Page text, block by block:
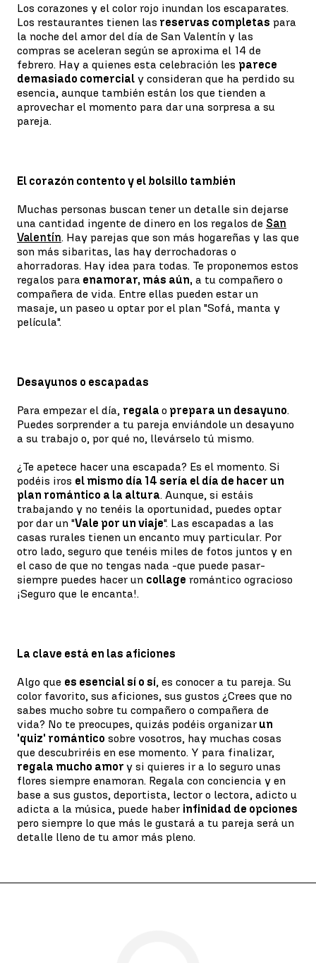
Los corazones y el color rojo inundan los escaparates.
Los restaurantes tienen las reservas completas para
la noche del amor del día de San Valentín y las
compras se aceleran según se aproxima el 14 de
febrero. Hay a quienes esta celebración les parece
demasiado comercial y consideran que ha perdido su
esencia, aunque también están los que tienden a
aprovechar el momento para dar una sorpresa a su
pareja.
El corazón contento y el bolsillo también
Muchas personas buscan tener un detalle sin dejarse
una cantidad ingente de dinero en los regalos de San
Valentín. Hay parejas que son más hogareñas y las que
son más sibaritas, las hay derrochadoras o
ahorradoras. Hay idea para todas. Te proponemos estos
regalos para enamorar, más aún, a tu compañero o
compañera de vida. Entre ellas pueden estar un
masaje, un paseo u optar por el plan "Sofá, manta y
película".
Desayunos o escapadas
Para empezar el día, regala o prepara un desayuno.
Puedes sorprender a tu pareja enviándole un desayuno
a su trabajo o, por qué no, llevárselo tú mismo.
¿Te apetece hacer una escapada? Es el momento. Si
podéis iros el mismo día 14 sería el día de hacer un
plan romántico a la altura. Aunque, si estáis
trabajando y no tenéis la oportunidad, puedes optar
por dar un "Vale por un viaje". Las escapadas a las
casas rurales tienen un encanto muy particular. Por
otro lado, seguro que tenéis miles de fotos juntos y en
el caso de que no tengas nada -que puede pasar-
siempre puedes hacer un collage romántico ogracioso
¡Seguro que le encanta!.
La clave está en las aficiones
Algo que es esencial sí o sí, es conocer a tu pareja. Su
color favorito, sus aficiones, sus gustos ¿Crees que no
sabes mucho sobre tu compañero o compañera de
vida? No te preocupes, quizás podéis organizar un
'quiz' romántico sobre vosotros, hay muchas cosas
que descubriréis en ese momento. Y para finalizar,
regala mucho amor y si quieres ir a lo seguro unas
flores siempre enamoran. Regala con conciencia y en
base a sus gustos, deportista, lector o lectora, adicto u
adicta a la música, puede haber infinidad de opciones
pero siempre lo que más le gustará a tu pareja será un
detalle lleno de tu amor más pleno.